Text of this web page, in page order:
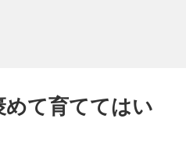
て育ててはい